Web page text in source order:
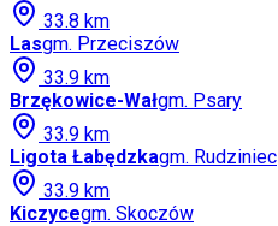
33.8 km
Lasgm. Przeciszów
33.9 km
Brzękowice-Wałgm. Psary
33.9 km
Ligota Łabędzkagm. Rudziniec
33.9 km
Kiczycegm. Skoczów